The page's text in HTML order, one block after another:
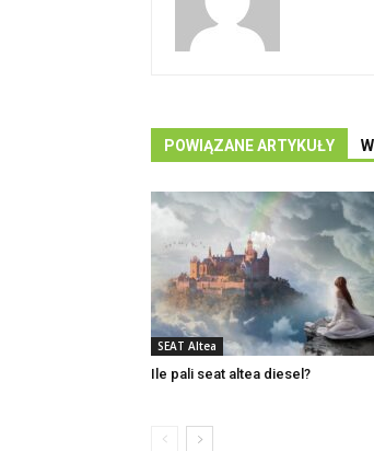
POWIĄZANE ARTYKUŁY
SEAT Altea
Ile pali seat altea diesel?